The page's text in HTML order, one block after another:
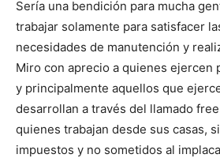
Sería una bendición para mucha
trabajar solamente para satisfacer
necesidades de manutención y
Miro con aprecio a quienes ejercen
y principalmente aquellos que
desarrollan a través del llamado
quienes trabajan desde sus casas,
impuestos y no sometidos al